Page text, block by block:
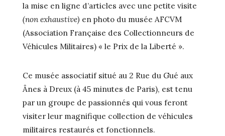
la mise en ligne d’articles avec une petite visite
(non exhaustive) en photo du musée AFCVM
(Association Française des Collectionneurs de
Véhicules Militaires) « le Prix de la Liberté ».
Ce musée associatif situé au 2 Rue du Gué aux
Ânes à Dreux (à 45 minutes de Paris), est tenu
par un groupe de passionnés qui vous feront
visiter leur magnifique collection de véhicules
militaires restaurés et fonctionnels.